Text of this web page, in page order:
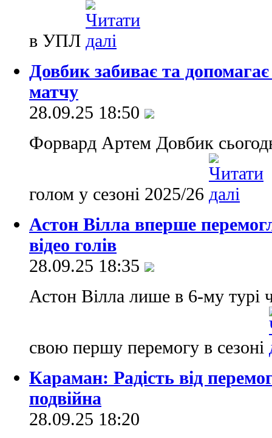
в УПЛ
Довбик забиває та
матчу
28.09.25 18:50
Форвард Артем Довбик
голом у сезоні 2025/26
Астон Вілла вперше
відео голів
28.09.25 18:35
Астон Вілла лише в 6-му турі
свою першу перемогу в сезоні
Караман: Радість від
подвійна
28.09.25 18:20